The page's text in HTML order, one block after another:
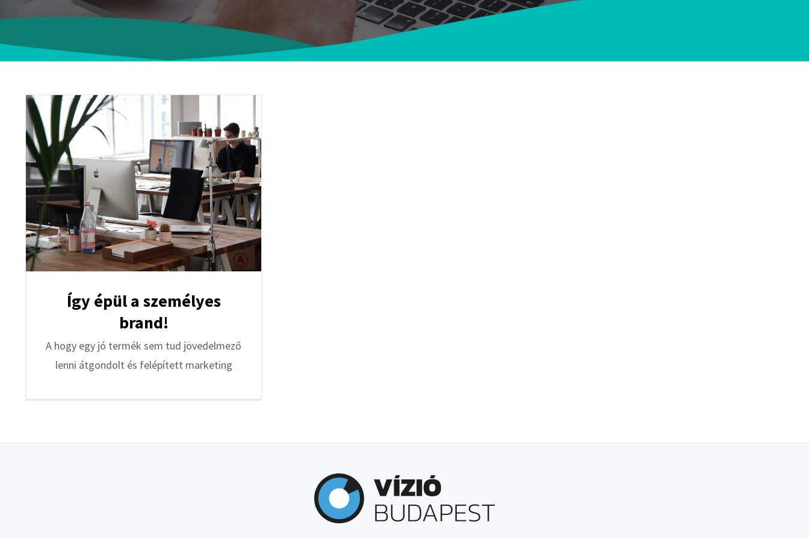
Így épül a személyes
brand!
A hogy egy jó termék sem tud jövedelmező
lenni átgondolt és felépített marketing